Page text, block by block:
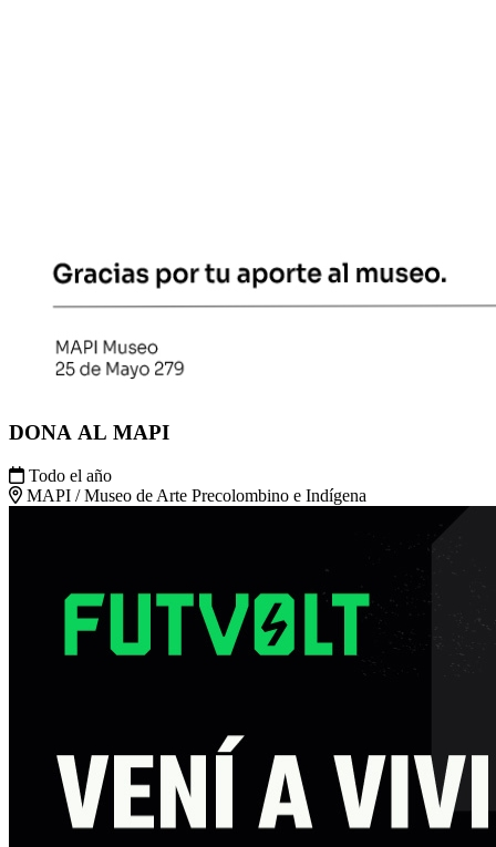
DONA AL MAPI
Todo el año
MAPI / Museo de Arte Precolombino e Indígena